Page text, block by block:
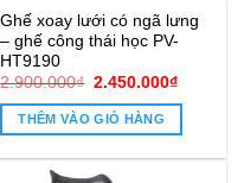
Ghế xoay lưới có ngã lưng
– ghế công thái học PV-
HT9190
2.900.000₫ Giá
là:
2.900.000₫.
2.450.000₫Giá
THÊM VÀO GIỎ HÀNG